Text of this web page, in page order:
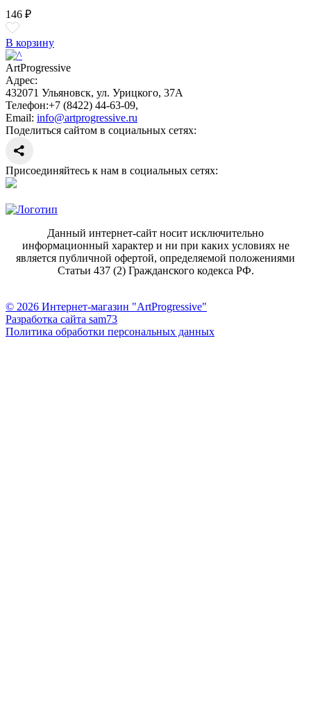
146 ₽
В корзину
ArtProgressive
Адрес:
432071 Ульяновск, ул. Урицкого, 37А
Телефон:+7 (8422) 44-63-09,
Email: info@artprogressive.ru
Поделиться сайтом в социальных сетях:
Присоединяйтесь к нам в социальных сетях:
Данный интернет-сайт носит исключительно
информационный характер и ни при каких условиях не
является публичной офертой, определяемой положениями
Статьи 437 (2) Гражданского кодекса РФ.
© 2026 Интернет-магазин "ArtProgressive"
Разработка сайта sam73
Политика обработки персональных данных